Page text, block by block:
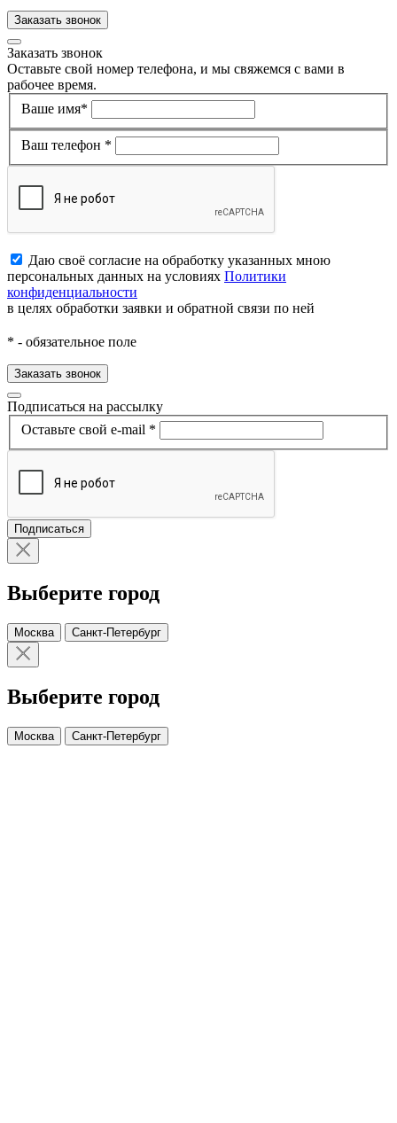
Заказать звонок
Заказать звонок
Оставьте свой номер телефона, и мы свяжемся с вами в
рабочее время.
Ваше имя*
Ваш телефон *
Даю своё согласие на обработку указанных мною
персональных данных на условиях Политики
конфиденциальности
в целях обработки заявки и обратной связи по ней
* - обязательное поле
Заказать звонок
Подписаться на рассылку
Оставьте свой e-mail *
Подписаться
Выберите город
Москва Санкт-Петербург
Выберите город
Москва Санкт-Петербург